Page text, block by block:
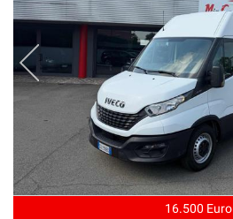
16.500 Euro